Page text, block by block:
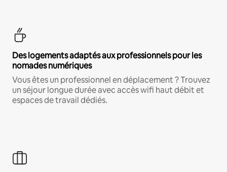
Des logements adaptés aux professionnels pour les
nomades numériques
Vous êtes un professionnel en déplacement ? Trouvez
un séjour longue durée avec accès wifi haut débit et
espaces de travail dédiés.